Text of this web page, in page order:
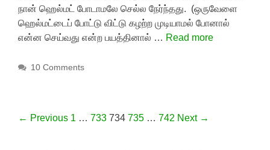
நான் ஹெல்மட் போடாமலே செல்ல நேர்ந்தது. (ஒருவேளை
ஹெல்மட்டைப் போட்டு விட்டு கழற்ற முடியாமல் போனால்
என்ன செய்வது என்ற பயத்தினால் … Read more
10 Comments
Post navigation
← Previous 1 … 733 734 735 … 742 Next →